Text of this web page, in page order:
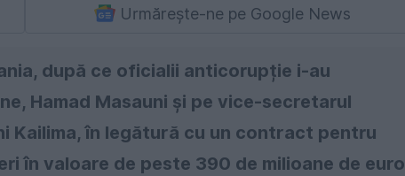
Urmărește-ne pe Google News
după ce oficialii anticorupție i-au
Hamad Masauni și pe vice-secretarul
Kailima, în legătură cu un contract pentru
în valoare de peste 390 de milioane de euro